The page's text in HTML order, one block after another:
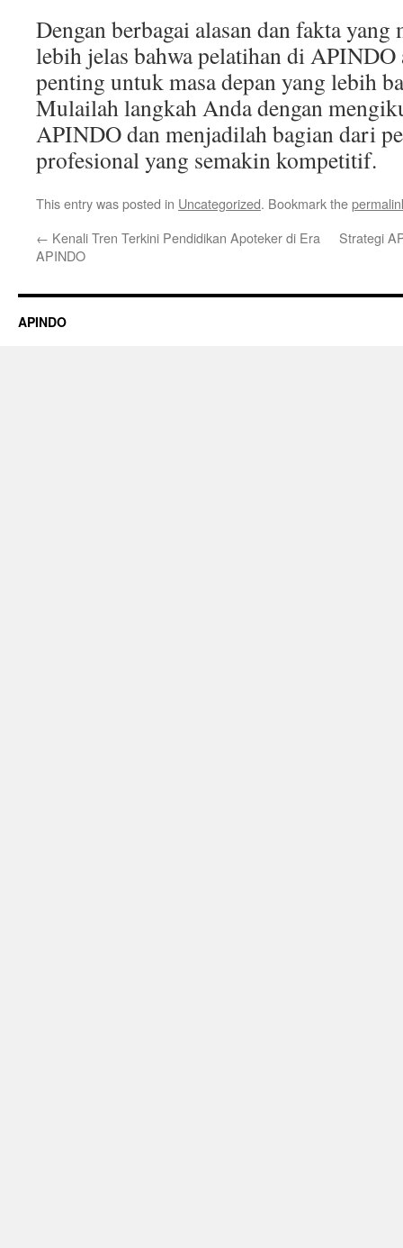
Dengan berbagai alasan dan fakta
lebih jelas bahwa pelatihan di APINDO
penting untuk masa depan yang lebih
Mulailah langkah Anda dengan
APINDO dan menjadilah bagian dari
profesional yang semakin kompetitif.
This entry was posted in Uncategorized. Bookmark the
← Kenali Tren Terkini Pendidikan Apoteker di Era
APINDO
Strategi
APINDO